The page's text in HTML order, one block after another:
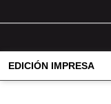
EDICIÓN IMPRESA